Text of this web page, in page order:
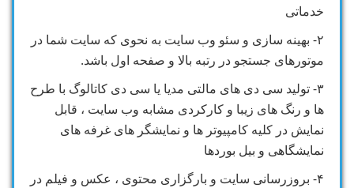
خدماتی
۲- بهینه سازی و سئو وب سایت به نحوی که سایت شما در
موتورهای جستجو در رتبه بالا و صفحه اول باشد.
۳- تولید سی دی های مالتی مدیا یا سی دی کاتالوگ با طرح
ها و رنگ های زیبا و کارکردی مشابه وب سایت ، قابل
نمایش در کلیه کامپیوتر ها و نمایشگر های غرفه های
نمایشگاهی و بیل بوردها
۴- بروزرسانی سایت و بارگزاری محتوی ، عکس و فیلم در